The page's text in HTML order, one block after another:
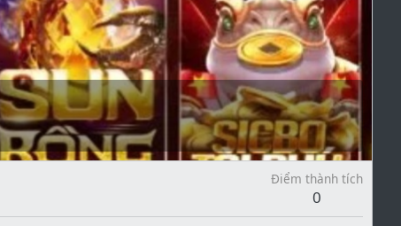
Điểm thành tích
0